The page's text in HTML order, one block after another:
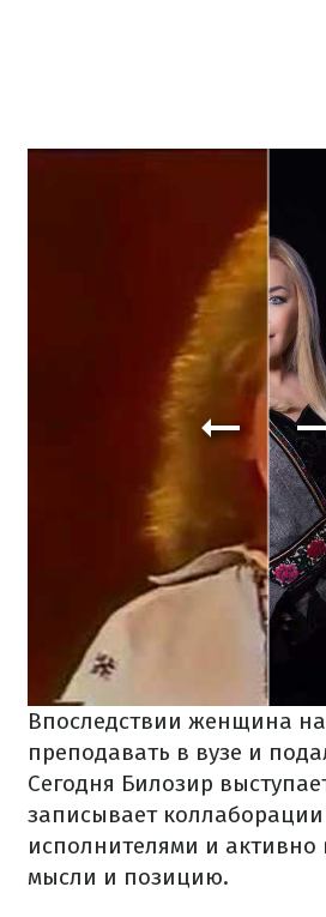
Впоследствии женщина
преподавать в вузе и
Сегодня Билозир
записывает
исполнителями и активно
мысли и позицию.